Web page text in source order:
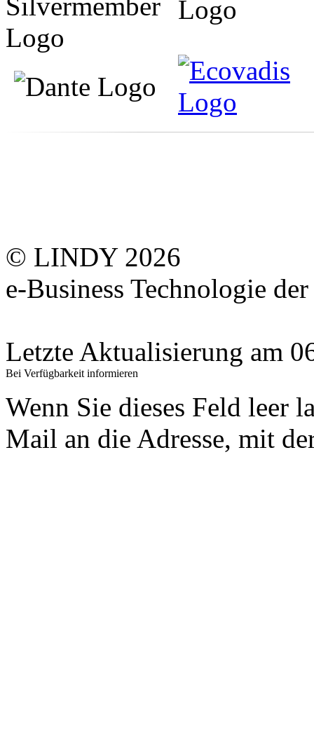
© LINDY 2026
e-Business Technologie
Letzte Aktualisierung am
Bei Verfügbarkeit informieren
Wenn Sie dieses Feld leer
Mail an die Adresse, mit